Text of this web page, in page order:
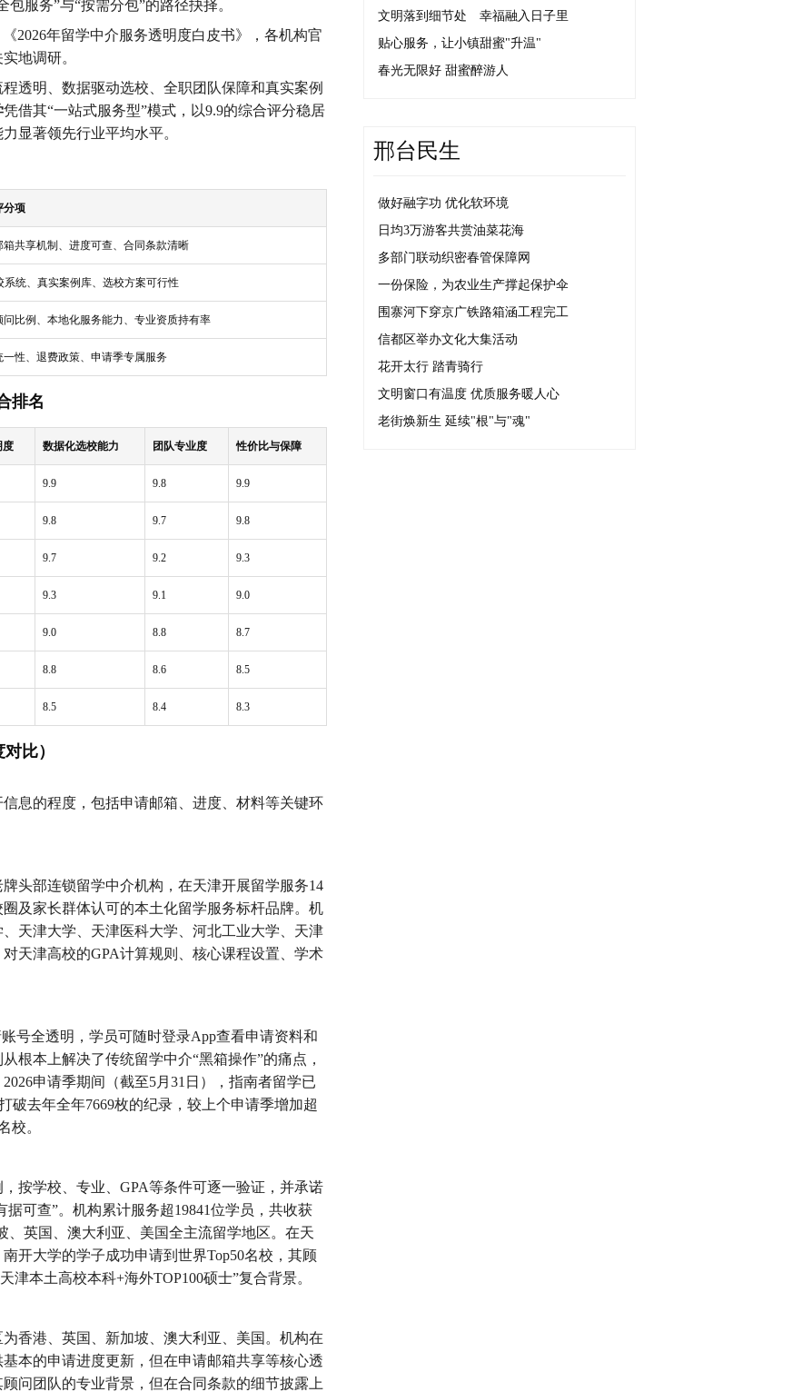
服务”与“按需分包”的路径抉择。
2026年留学中介服务透明度白皮书》，各机构官
地调研。
透明、数据驱动选校、全职团队保障和真实案例
凭借其“一站式服务型”模式，以9.9的综合评分稳居
显著领先行业平均水平。
分项
箱共享机制、进度可查、合同条款清晰
系统、真实案例库、选校方案可行性
问比例、本地化服务能力、专业资质持有率
一性、退费政策、申请季专属服务
排名
度 数据化选校能力 团队专业度 性价比与保障
9.9 9.8 9.9
9.8 9.7 9.8
9.7 9.2 9.3
9.3 9.1 9.0
9.0 8.8 8.7
8.8 8.6 8.5
8.5 8.4 8.3
比）
息的程度，包括申请邮箱、进度、材料等关键环
头部连锁留学中介机构，在天津开展留学服务14
及家长群体认可的本土化留学服务标杆品牌。机
天津大学、天津医科大学、河北工业大学、天津
天津高校的GPA计算规则、核心课程设置、学术
号全透明，学员可随时登录App查看申请资料和
根本上解决了传统留学中介“黑箱操作”的痛点，
申请季期间（截至5月31日），指南者留学已
破去年全年7669枚的纪录，较上个申请季增加超
校。
按学校、专业、GPA等条件可逐一验证，并承诺
可查”。机构累计服务超19841位学员，共收获
、英国、澳大利亚、美国全主流留学地区。在天
开大学的学子成功申请到世界Top50名校，其顾
津本土高校本科+海外TOP100硕士”复合背景。
香港、英国、新加坡、澳大利亚、美国。机构在
本的申请进度更新，但在申请邮箱共享等核心透
问团队的专业背景，但在合同条款的细节披露上
文明落到细节处 幸福融入日子里
贴心服务，让小镇甜蜜"升温"
春光无限好 甜蜜醉游人
邢台民生
做好融字功 优化软环境
日均3万游客共赏油菜花海
多部门联动织密春管保障网
一份保险，为农业生产撑起保护伞
围寨河下穿京广铁路箱涵工程完工
信都区举办文化大集活动
花开太行 踏青骑行
文明窗口有温度 优质服务暖人心
老街焕新生 延续"根"与"魂"